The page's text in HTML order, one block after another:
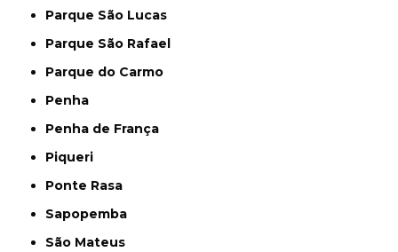
Parque São Lucas
Parque São Rafael
Parque do Carmo
Penha
Penha de França
Piqueri
Ponte Rasa
Sapopemba
São Mateus